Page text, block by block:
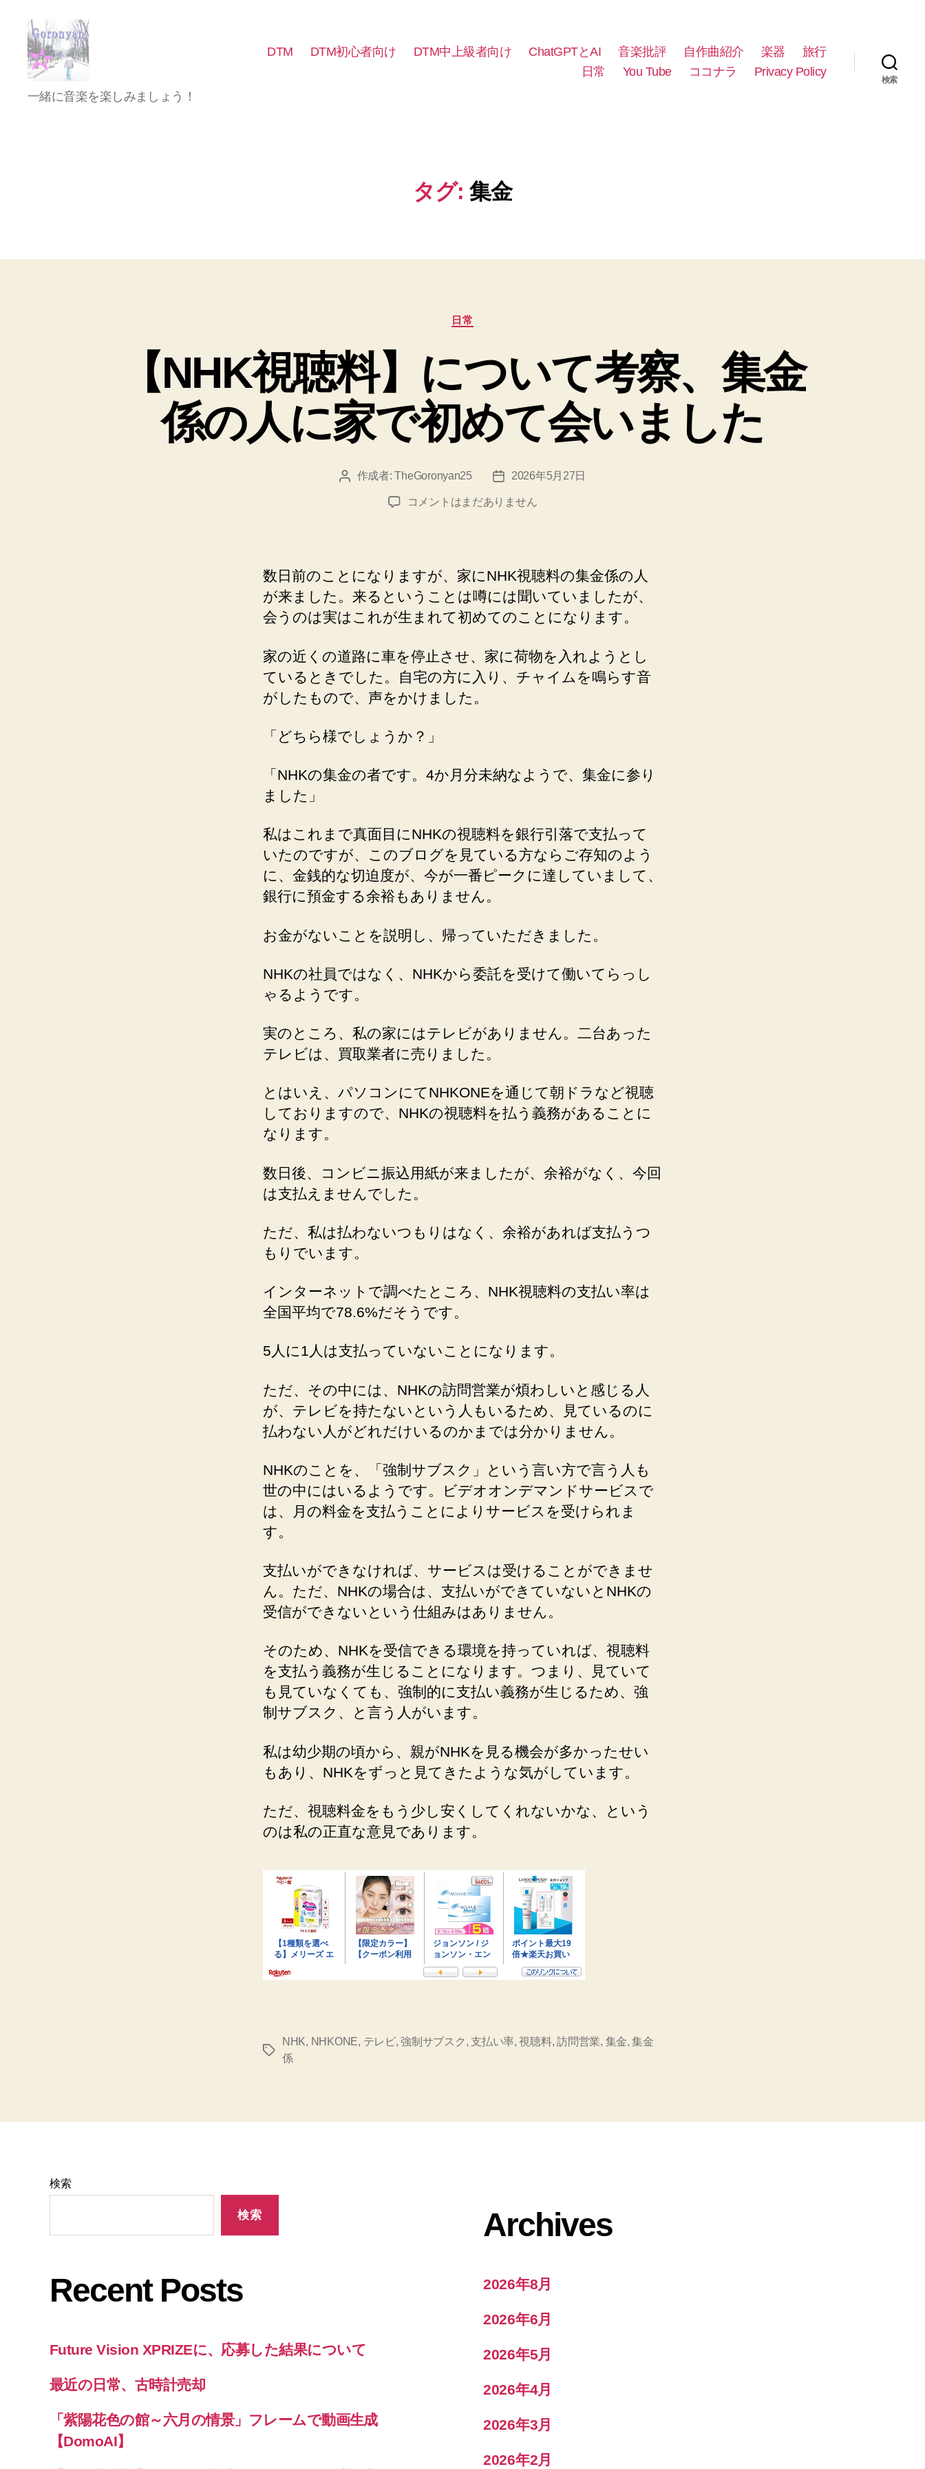
Goronyan
一緒に音楽を楽しみましょう！
DTM DTM初心者向け DTM中上級者向け ChatGPTとAI 音楽批評 自作曲紹介 楽器
旅行
日常
You Tube ココナラ Privacy Policy
検索
タグ: 集金
カ
テ
ー
日常
【NHK視聴料】について考察、集金
係の人に家で初めて会いました
投 作成者: TheGoronyan25
投
日
2026年5月27日
【NHK
つ
い
て
察、
集
金
係
人
で
て
会
ま
し
へ
コメントはまだありません
数日前のことになりますが、家にNHK視聴料の集金係の人
が来ました。来るということは噂には聞いていましたが、
会うのは実はこれが生まれて初めてのことになります。
家の近くの道路に車を停止させ、家に荷物を入れようとし
ているときでした。自宅の方に入り、チャイムを鳴らす音
がしたもので、声をかけました。
「どちら様でしょうか？」
「NHKの集金の者です。4か月分未納なようで、集金に参り
ました」
私はこれまで真面目にNHKの視聴料を銀行引落で支払って
いたのですが、このブログを見ている方ならご存知のよう
に、金銭的な切迫度が、今が一番ピークに達していまして、
銀行に預金する余裕もありません。
お金がないことを説明し、帰っていただきました。
NHKの社員ではなく、NHKから委託を受けて働いてらっし
ゃるようです。
実のところ、私の家にはテレビがありません。二台あった
テレビは、買取業者に売りました。
とはいえ、パソコンにてNHKONEを通じて朝ドラなど視聴
しておりますので、NHKの視聴料を払う義務があることに
なります。
数日後、コンビニ振込用紙が来ましたが、余裕がなく、今回
は支払えませんでした。
ただ、私は払わないつもりはなく、余裕があれば支払うつ
もりでいます。
インターネットで調べたところ、NHK視聴料の支払い率は
全国平均で78.6%だそうです。
5人に1人は支払っていないことになります。
ただ、その中には、NHKの訪問営業が煩わしいと感じる人
が、テレビを持たないという人もいるため、見ているのに
払わない人がどれだけいるのかまでは分かりません。
NHKのことを、「強制サブスク」という言い方で言う人も
世の中にはいるようです。ビデオオンデマンドサービスで
は、月の料金を支払うことによりサービスを受けられま
す。
支払いができなければ、サービスは受けることができませ
ん。ただ、NHKの場合は、支払いができていないとNHKの
受信ができないという仕組みはありません。
そのため、NHKを受信できる環境を持っていれば、視聴料
を支払う義務が生じることになります。つまり、見ていて
も見ていなくても、強制的に支払い義務が生じるため、強
制サブスク、と言う人がいます。
私は幼少期の頃から、親がNHKを見る機会が多かったせい
もあり、NHKをずっと見てきたような気がしています。
ただ、視聴料金をもう少し安くしてくれないかな、という
のは私の正直な意見であります。
タ
NHK, NHKONE, テレビ,強制サブスク ,支払い率,視聴料,訪問営業, 集金,集金
係
検索
検索
Recent Posts
Future Vision XPRIZEに、応募した結果について
最近の日常、古時計売却
「紫陽花色の館～六月の情景」フレームで動画生成
【DomoAI】
Archives
2026年8月
2026年6月
2026年5月
2026年4月
2026年3月
2026年2月